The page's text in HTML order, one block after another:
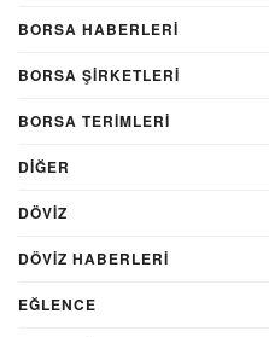
BORSA HABERLERI
BORSA ŞIRKETLERI
BORSA TERIMLERI
DIĞER
DÖVİZ
DÖVIZ HABERLERI
EĞLENCE